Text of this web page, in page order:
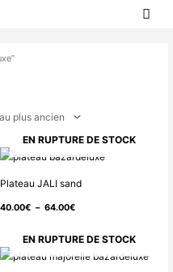
EN RUPTURE DE STOCK
Plateau JALI sand
40.00€ – 64.00€
Plage
40.00€
à
64.00€
EN RUPTURE DE STOCK
Plage